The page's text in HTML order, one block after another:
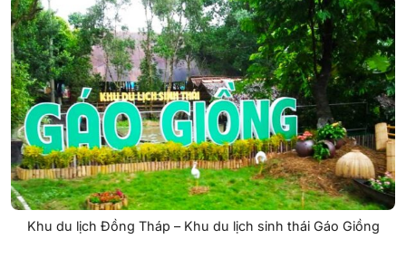
Khu du lịch Đồng Tháp – Khu du lịch sinh thái Gáo Giồng